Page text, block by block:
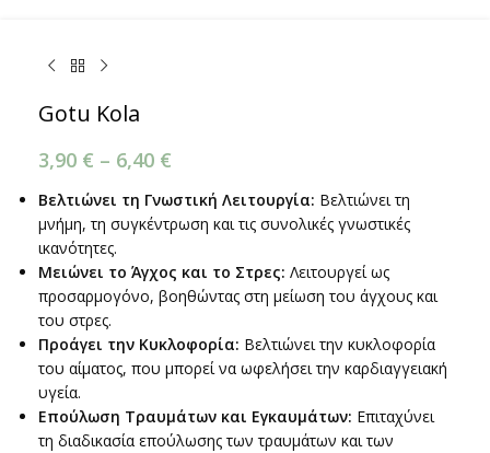
Gotu Kola
3,90 € – 6,40 €
Βελτιώνει τη Γνωστική Λειτουργία: Βελτιώνει τη
μνήμη, τη συγκέντρωση και τις συνολικές γνωστικές
ικανότητες.
Μειώνει το Άγχος και το Στρες: Λειτουργεί ως
προσαρμογόνο, βοηθώντας στη μείωση του άγχους και
του στρες.
Προάγει την Κυκλοφορία: Βελτιώνει την κυκλοφορία
του αίματος, που μπορεί να ωφελήσει την καρδιαγγειακή
υγεία.
Επούλωση Τραυμάτων και Εγκαυμάτων: Επιταχύνει
τη διαδικασία επούλωσης των τραυμάτων και των